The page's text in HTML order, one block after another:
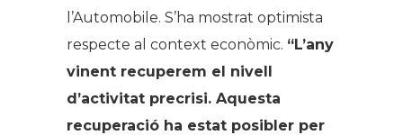
l’Automobile. S’ha mostrat optimista
respecte al context econòmic. “L’any
vinent recuperem el nivell
d’activitat precrisi. Aquesta
recuperació ha estat posibler per